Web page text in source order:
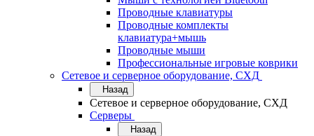
Проводные клавиатуры
Проводные комплекты
клавиатура+мышь
Проводные мыши
Профессиональные игровые коврики
Сетевое и серверное оборудование, СХД
Назад
Сетевое и серверное оборудование, СХД
Cерверы
Назад